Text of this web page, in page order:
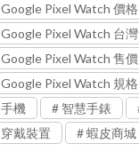
Google Pixel Watch 價格
Google Pixel Watch 台灣
Google Pixel Watch 售價
Google Pixel Watch 規格
手機
智慧手錶
穿戴裝置
蝦皮商城